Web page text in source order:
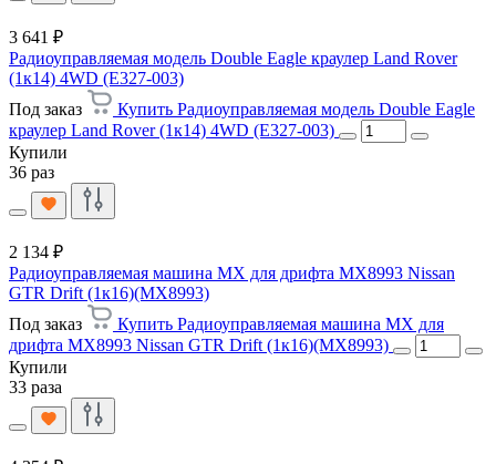
3 641 ₽
Радиоуправляемая модель Double Eagle краулер Land Rover
(1к14) 4WD (E327-003)
Под заказ
Купить Радиоуправляемая модель Double Eagle
краулер Land Rover (1к14) 4WD (E327-003)
Купили
36 раз
2 134 ₽
Радиоуправляемая машина MX для дрифта MX8993 Nissan
GTR Drift (1к16)(MX8993)
Под заказ
Купить Радиоуправляемая машина MX для
дрифта MX8993 Nissan GTR Drift (1к16)(MX8993)
Купили
33 раза